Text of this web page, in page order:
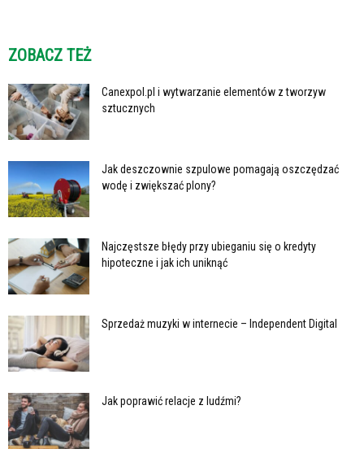
ZOBACZ TEŻ
Canexpol.pl i wytwarzanie elementów z tworzyw
sztucznych
Jak deszczownie szpulowe pomagają oszczędzać
wodę i zwiększać plony?
Najczęstsze błędy przy ubieganiu się o kredyty
hipoteczne i jak ich uniknąć
Sprzedaż muzyki w internecie – Independent Digital
Jak poprawić relacje z ludźmi?